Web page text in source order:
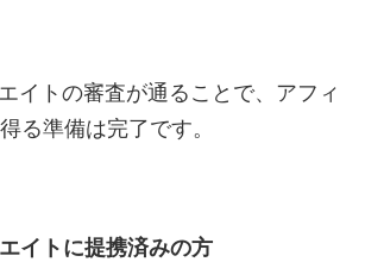
イトの審査が通ることで、アフィ
る準備は完了です。
イトに提携済みの方